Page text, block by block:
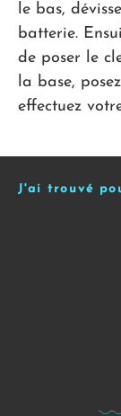
le bas,
batterie.
de poser le
la base,
effectuez
J'ai trouvé